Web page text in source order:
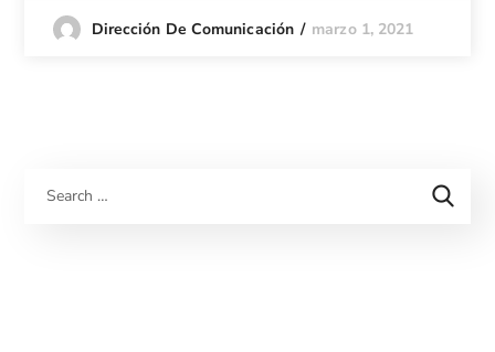
Dirección De Comunicación marzo 1, 2021